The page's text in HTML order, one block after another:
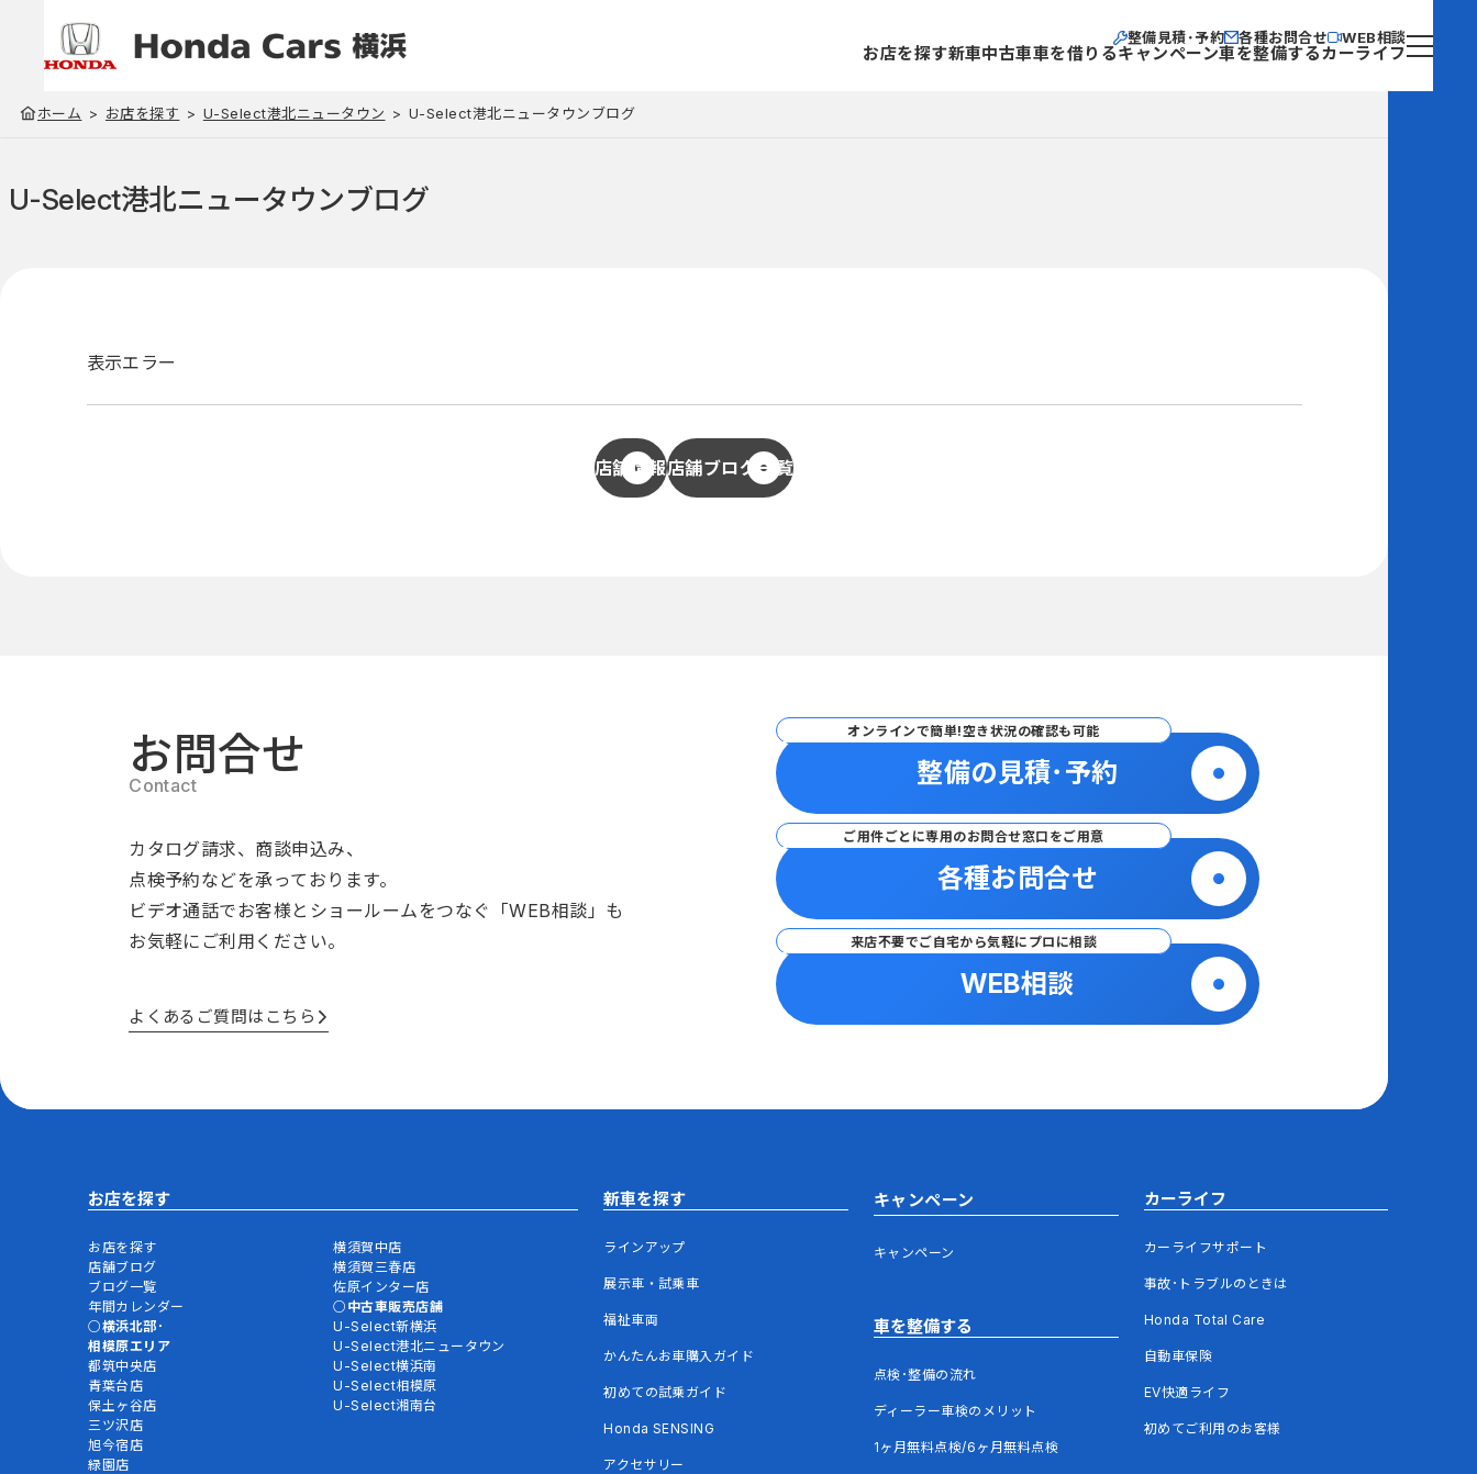
整備見積･予約 各種お問合せ WEB相談
お店を探す新車中古車車を借りるキャンペーン車を整備するカーライフ
ホーム お店を探す U-Select港北ニュータウン U-Select港北ニュータウンブログ
U-Select港北ニュータウンブログ
表示エラー
店舗情報店舗ブログ一覧
お問合せ
カタログ請求、商談申込み、
点検予約などを承っております。
ビデオ通話でお客様とショールームをつなぐ
「WEB相談」も
お気軽にご利用ください。
よくあるご質問はこちら
オンラインで簡単!空き状況の確認も可能
整備の見積･予約
ご用件ごとに専用のお問合せ窓口をご用意
各種お問合せ
来店不要でご自宅から気軽にプロに相談
WEB相談
お店を探す
お店を探す
店舗ブログ
ブログ一覧
年間カレンダー
横浜北部･
相模原エリア
都筑中央店
青葉台店
保土ヶ谷店
三ツ沢店
旭今宿店
緑園店
横須賀中店
横須賀三春店
佐原インター店
中古車販売店舗
U-Select新横浜
U-Select港北ニュータウン
U-Select横浜南
U-Select相模原
U-Select湘南台
新車を探す
ラインアップ
展示車・試乗車
福祉車両
かんたんお車購入ガイド
初めての試乗ガイド
Honda SENSING
アクセサリー
キャンペーン
キャンペーン
車を整備する
点検･整備の流れ
ディーラー車検のメリット
1ヶ月無料点検/6ヶ月無料点検
カーライフ
カーライフサポート
事故･トラブルのときは
Honda Total Care
自動車保険
EV快適ライフ
初めてご利用のお客様